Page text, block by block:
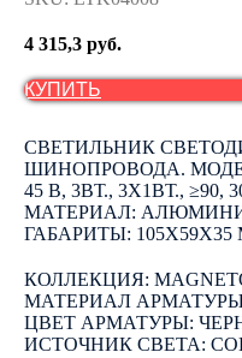
4 315,3 руб.
КУПИТЬ
СВЕТИЛЬНИК
ШИНОПРОВОДА.
45 B, 3ВТ., 3Х1ВТ., ≥90,
МАТЕРИАЛ:
ГАБАРИТЫ:
КОЛЛЕКЦИЯ:
МАТЕРИАЛ
ЦВЕТ АРМАТУРЫ:
ИСТОЧНИК СВЕТА: